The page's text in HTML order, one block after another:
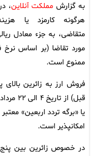
به گزارش مملکت آنلاین،
هرگونه کارمزد یا
متقاضی، به جزء معادل
مورد تقاضا (بر اساس نرخ
ممنوع است.
یا «برگه تردد اربعین»
امکانپذیر است.